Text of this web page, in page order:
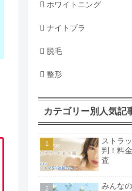
ホワイトニング
ナイトブラ
脱毛
整形
カテゴリー別人気記
ストラ
判！料
査
みんな